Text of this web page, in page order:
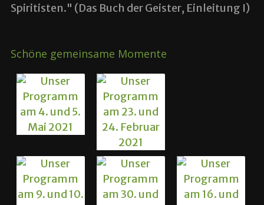
Spiritisten." (Das Buch der Geister, Einleitung I)
Schöne gemeinsame Momente